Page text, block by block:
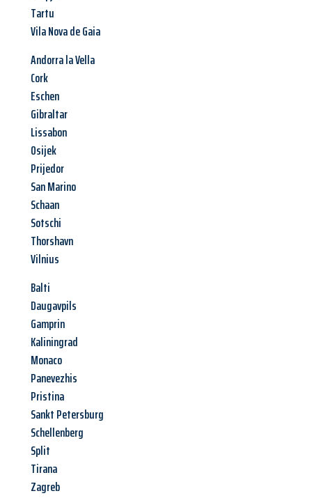
Tartu
Vila Nova de Gaia
Andorra la Vella
Cork
Eschen
Gibraltar
Lissabon
Osijek
Prijedor
San Marino
Schaan
Sotschi
Thorshavn
Vilnius
Balti
Daugavpils
Gamprin
Kaliningrad
Monaco
Panevezhis
Pristina
Sankt Petersburg
Schellenberg
Split
Tirana
Zagreb